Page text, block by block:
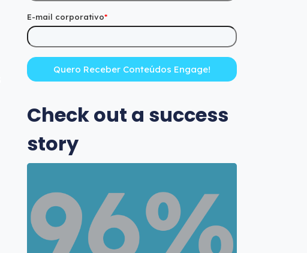
E-mail corporativo*
Check out a success
story